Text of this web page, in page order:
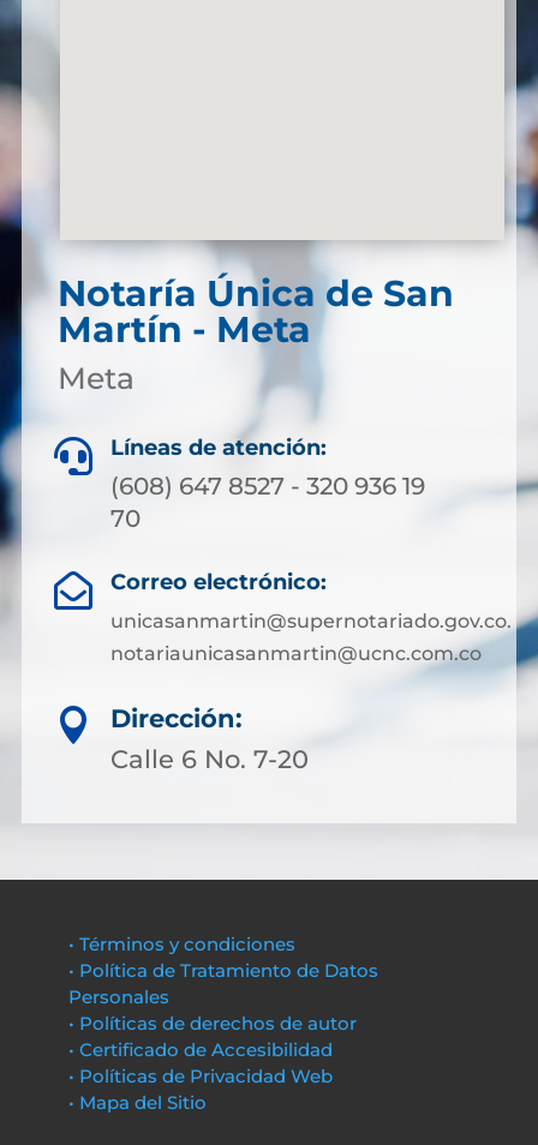
Notaría Única de San
Martín - Meta
Meta
 Líneas de atención:
(608) 647 8527 - 320 936 19
70
 Correo electrónico:
unicasanmartin@supernotariado.gov.co.
notariaunicasanmartin@ucnc.com.co

Dirección:
Calle 6 No. 7-20
• Términos y condiciones
• Política de Tratamiento de Datos
Personales
• Políticas de derechos de autor
• Certificado de Accesibilidad
• Políticas de Privacidad Web
• Mapa del Sitio